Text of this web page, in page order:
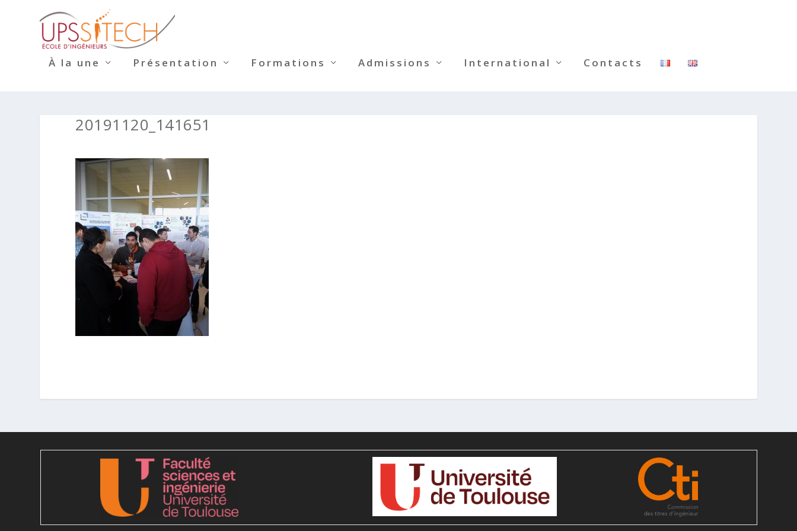
À la une Présentation Formations Admissions International Contacts
20191120_141651